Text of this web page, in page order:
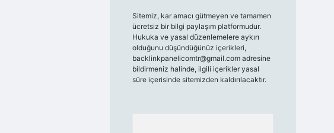
Sitemiz, kar amacı gütmeyen ve tamamen
ücretsiz bir bilgi paylaşım platformudur.
Hukuka ve yasal düzenlemelere aykırı
olduğunu düşündüğünüz içerikleri,
backlinkpanelicomtr@gmail.comadresine
bildirmeniz halinde, ilgili içerikler yasal
süre içerisinde sitemizden kaldırılacaktır.